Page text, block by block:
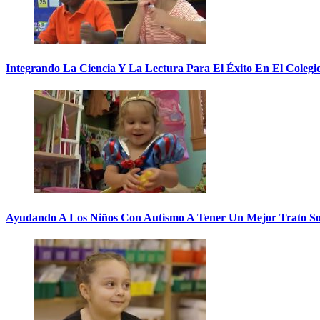
Integrando La Ciencia Y La Lectura Para El Éxito En El
Ayudando A Los Niños Con Autismo A Tener Un Mejor Trato